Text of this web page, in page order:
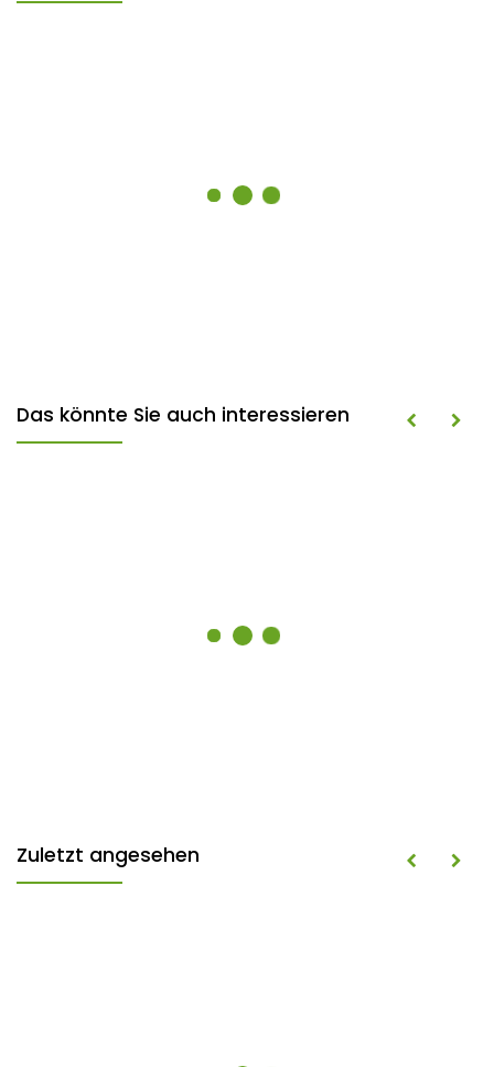
Das könnte Sie auch interessieren
Zuletzt angesehen